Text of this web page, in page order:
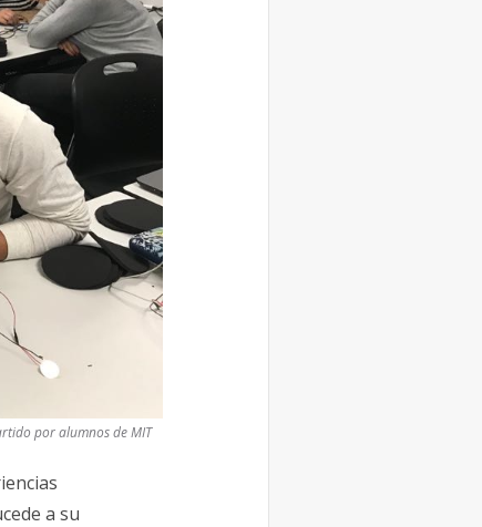
por alumnos de MIT
a su